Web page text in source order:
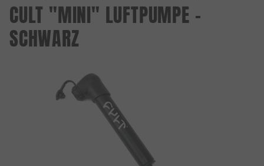
CULT "MINI" LUFTPUMPE -
SCHWARZ